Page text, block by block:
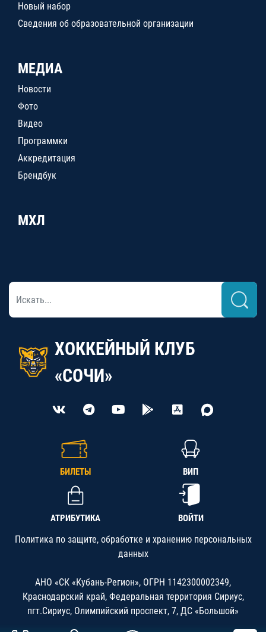
Новый набор
Сведения об образовательной организации
МЕДИА
Новости
Фото
Видео
Программки
Аккредитация
Брендбук
МХЛ
ХОККЕЙНЫЙ КЛУБ
«СОЧИ»
БИЛЕТЫ ВИП
АТРИБУТИКА ВОЙТИ
Политика по защите, обработке и хранению персональных
данных
АНО «СК «Кубань-Регион», ОГРН 1142300002349,
Краснодарский край, Федеральная территория Сириус,
пгт.Сириус, Олимпийский проспект, 7, ДС «Большой»